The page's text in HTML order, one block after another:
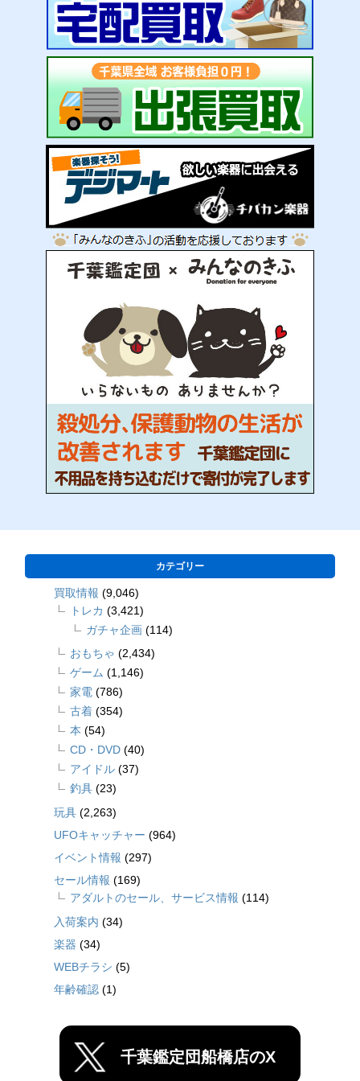
カテゴリー
買取情報 (9,046)
トレカ (3,421)
ガチャ企画 (114)
おもちゃ (2,434)
ゲーム (1,146)
家電 (786)
古着 (354)
本 (54)
CD・DVD (40)
アイドル (37)
釣具 (23)
玩具 (2,263)
UFOキャッチャー (964)
イベント情報 (297)
セール情報 (169)
アダルトのセール、サービス情報 (114)
入荷案内 (34)
楽器 (34)
WEBチラシ (5)
年齢確認 (1)
千葉鑑定団船橋店のX